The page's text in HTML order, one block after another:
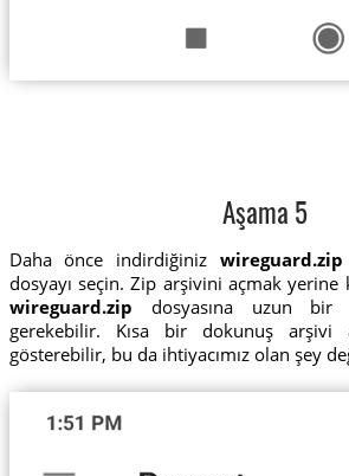
Aşama 5
Daha önce indirdiğiniz wireguard.zip
dosyayı seçin. Zip arşivini açmak yerine
wireguard.zip dosyasına uzun bir
gerekebilir. Kısa bir dokunuş arşivi
gösterebilir, bu da ihtiyacımız olan şey